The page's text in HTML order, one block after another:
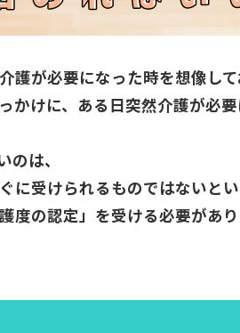
護が必要になった時を想像して
かけに、ある日突然介護が必要
のは、
に受けられるものではないとい
度の認定」を受ける必要があり